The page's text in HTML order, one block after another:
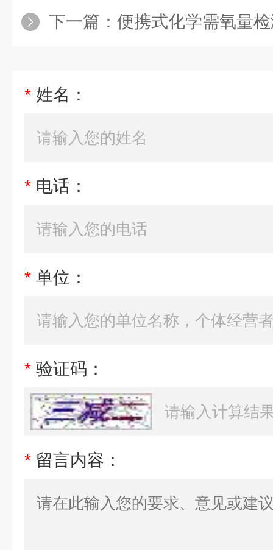
下一篇： 便携式化学需氧量
* 姓名：
* 电话：
* 单位：
* 验证码：
* 留言内容：